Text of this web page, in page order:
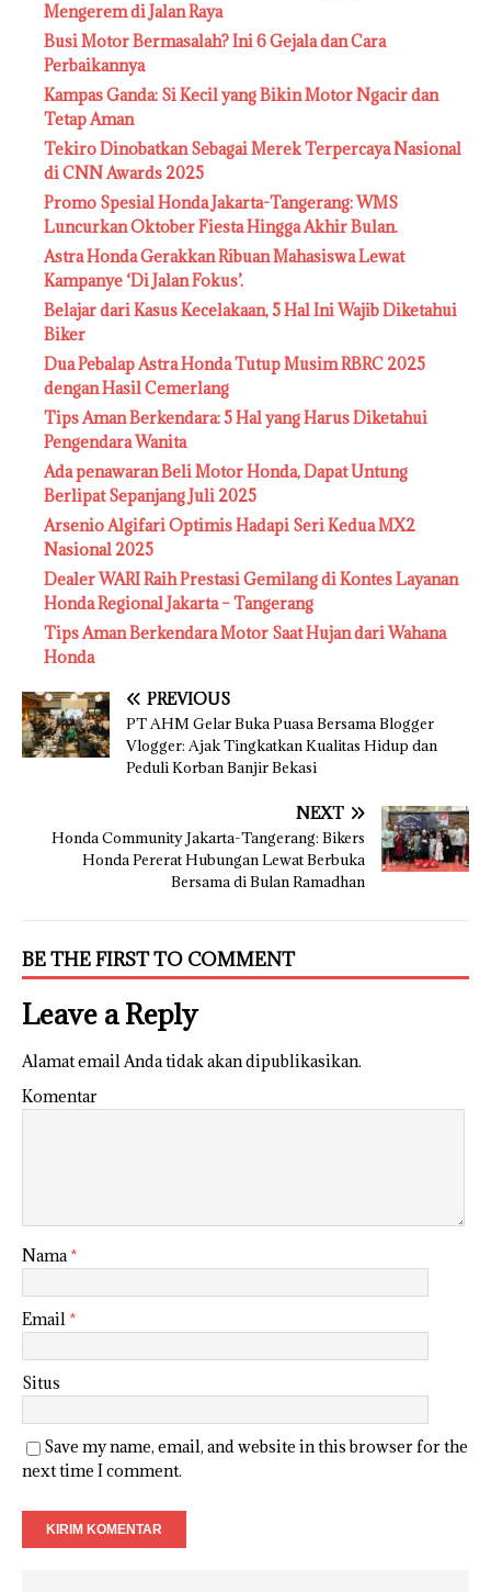
Mengerem di Jalan Raya
Busi Motor Bermasalah? Ini 6 Gejala dan Cara
Perbaikannya
Kampas Ganda: Si Kecil yang Bikin Motor Ngacir dan
Tetap Aman
Tekiro Dinobatkan Sebagai Merek Terpercaya Nasional
di CNN Awards 2025
Promo Spesial Honda Jakarta-Tangerang: WMS
Luncurkan Oktober Fiesta Hingga Akhir Bulan.
Astra Honda Gerakkan Ribuan Mahasiswa Lewat
Kampanye ‘Di Jalan Fokus’.
Belajar dari Kasus Kecelakaan, 5 Hal Ini Wajib Diketahui
Biker
Dua Pebalap Astra Honda Tutup Musim RBRC 2025
dengan Hasil Cemerlang
Tips Aman Berkendara: 5 Hal yang Harus Diketahui
Pengendara Wanita
Ada penawaran Beli Motor Honda, Dapat Untung
Berlipat Sepanjang Juli 2025
Arsenio Algifari Optimis Hadapi Seri Kedua MX2
Nasional 2025
Dealer WARI Raih Prestasi Gemilang di Kontes Layanan
Honda Regional Jakarta – Tangerang
Tips Aman Berkendara Motor Saat Hujan dari Wahana
Honda
PREVIOUS
PT AHM Gelar Buka Puasa Bersama Blogger
Vlogger: Ajak Tingkatkan Kualitas Hidup dan
Peduli Korban Banjir Bekasi
NEXT
Honda Community Jakarta-Tangerang: Bikers
Honda Pererat Hubungan Lewat Berbuka
Bersama di Bulan Ramadhan
BE THE FIRST TO COMMENT
Leave a Reply
Alamat email Anda tidak akan dipublikasikan.
Komentar
Nama*
Email *
Situs
Save my name, email, and website in this browser for the
next time I comment.